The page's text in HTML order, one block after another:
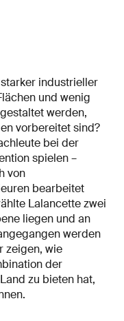
industrieller
und wenig
werden,
vorbereitet sind?
bei der
spielen –
von
bearbeitet
Lalancette zwei
liegen und an
werden
zeigen, wie
der
zu bieten hat,